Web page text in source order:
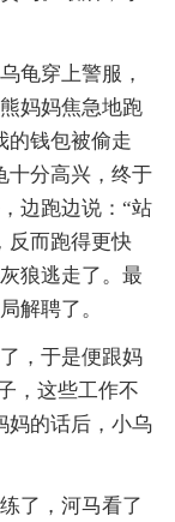
穿上警服，
妈妈焦急地跑
的钱包被偷走
十分高兴，终于
边跑边说：“站
反而跑得更快
狼逃走了。最
解聘了。
，于是便跟妈
，这些工作不
妈的话后，小乌
了，河马看了